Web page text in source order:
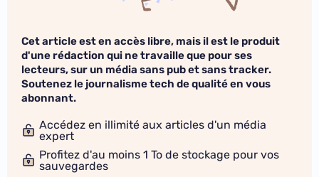
Cet article est en accès libre, mais il est le produit
d'une rédaction qui ne travaille que pour ses
lecteurs, sur un média sans pub et sans tracker.
Soutenez le journalisme tech de qualité en vous
abonnant.
Accédez en illimité aux articles d'un média
expert
Profitez d'au moins 1 To de stockage pour vos
sauvegardes